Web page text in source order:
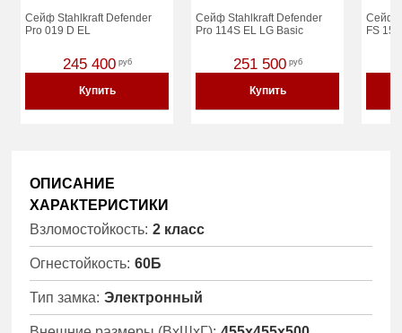
Сейф Stahlkraft Defender
Pro 019 D EL
245 400 руб
Купить
Сейф Stahlkraft Defender
Pro 114S EL LG Basic
251 500 руб
Купить
Сейф
FS
ОПИСАНИЕ
ХАРАКТЕРИСТИКИ
Взломостойкость: 2 класс
Огнестойкость: 60Б
Тип замка: Электронный